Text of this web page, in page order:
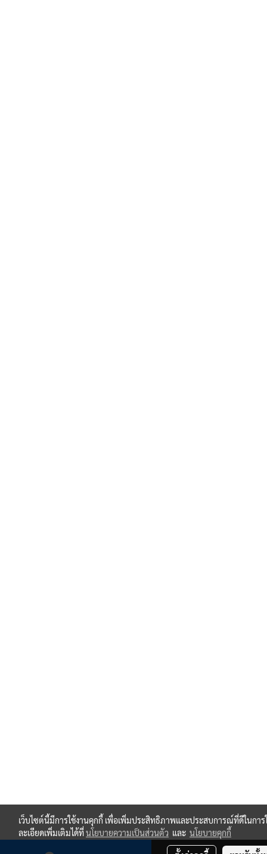
เว็บไซต์นี้มีการใช้งานคุกกี้ เพื่อเพิ่มประสิทธิภาพและประสบการณ์ที่ดีในกา
ละเอียดเพิ่มเติมได้ที่นโยบายความเป็นส่วนตัว และ นโยบายคุกกี้